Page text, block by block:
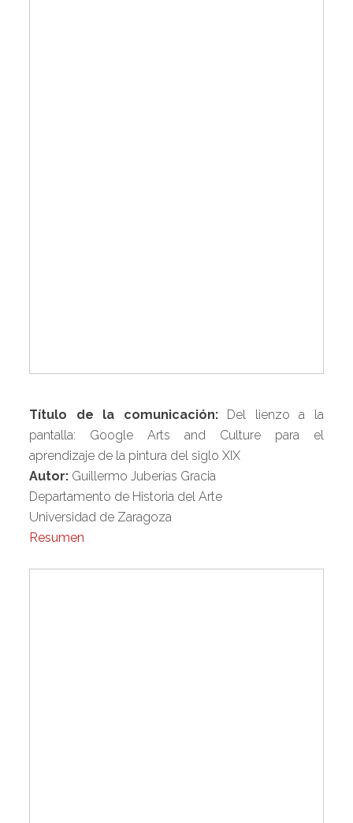
Título de la comunicación: Del lienzo a la
pantalla: Google Arts and Culture para el
aprendizaje de la pintura del siglo XIX
Autor: Guillermo Juberías Gracia
Departamento de Historia del Arte
Universidad de Zaragoza
Resumen